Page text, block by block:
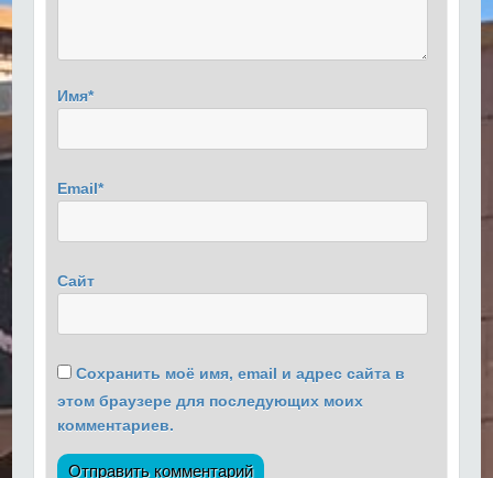
Имя*
Email*
Сайт
Сохранить моё имя, email и адрес сайта в
этом браузере для последующих моих
комментариев.